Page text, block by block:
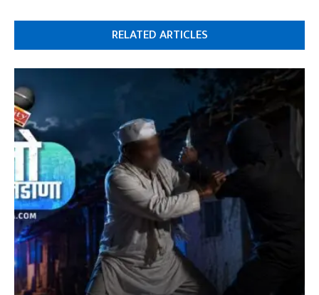
RELATED ARTICLES